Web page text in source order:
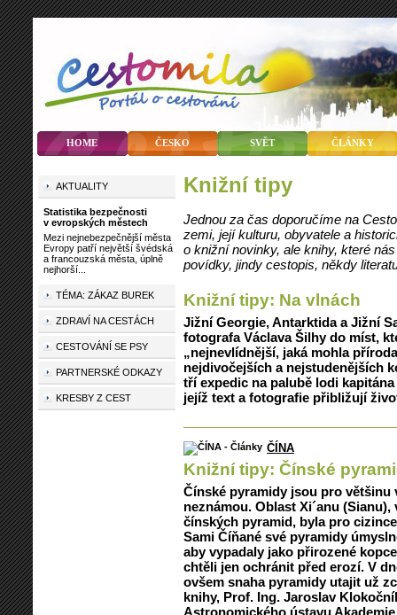
HOME ČESKO SVĚT ČLÁNKY
knižní tipy
Jednou za čas doporučíme na
zemi, její kulturu, obyvatele a
o knižní novinky, ale knihy, které
povídky, jindy cestopis, někdy
Knižní tipy: Na vlnách
Jižní Georgie, Antarktida a Jižní
fotografa Václava Šilhy do míst,
„nejnevlídnější, jaká mohla
nejdivočejších a nejstudenějších
tří expedic na palubě lodi
jejíž text a fotografie přibližují
ČÍNA
Knižní tipy: Čínské
Čínské pyramidy jsou pro
neznámou. Oblast Xi´anu
čínských pyramid, byla pro
Sami Číňané své pyramidy
aby vypadaly jako přirozené
chtěli jen ochránit před erozí. V
ovšem snaha pyramidy utajit už
knihy, Prof. Ing. Jaroslav
Astronomického ústavu
AKTUALITY
Statistika bezpečnosti
v evropských městech
Mezi nejnebezpečnější města
Evropy patří největší švédská
a francouzská města, úplně
nejhorší...
TÉMA: ZÁKAZ BUREK
ZDRAVÍ NA CESTÁCH
CESTOVÁNÍ SE PSY
PARTNERSKÉ ODKAZY
KRESBY Z CEST